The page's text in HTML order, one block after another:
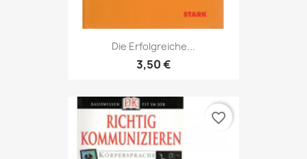
Die Erfolgreiche...
3,50 €
favorite_border